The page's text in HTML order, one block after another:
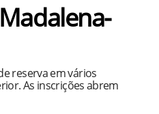
reserva em vários
As inscrições abrem